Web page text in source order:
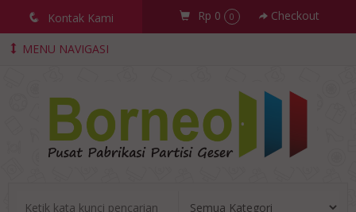
q Kontak Kami Rp 0 0 Checkout
MENU NAVIGASI